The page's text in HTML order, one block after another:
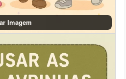
Imagem